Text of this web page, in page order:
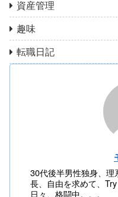
資産管理
趣味
転職日記
30代後半男性独身、
長、自由を求めて、
日々、格闘中。。。